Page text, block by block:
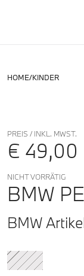
HOME KINDER
PREIS / INKL. MWST.
€ 49,00
NICHT VORRÄTIG
BMW
BMW